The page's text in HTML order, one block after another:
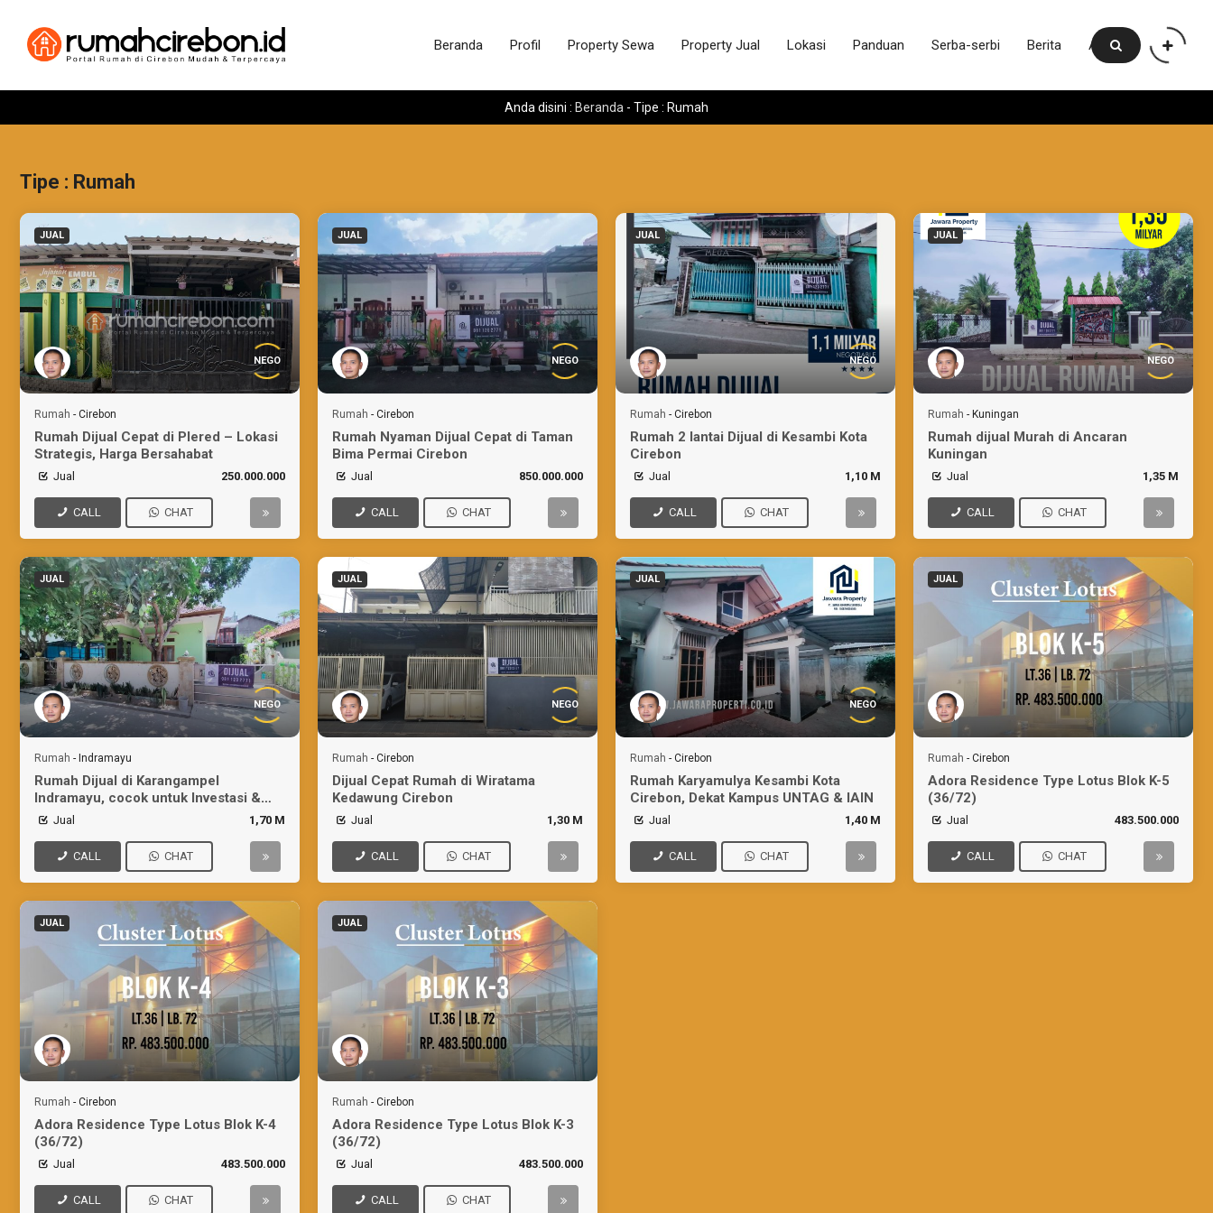
Beranda Profil Property Sewa Property Jual Lokasi Panduan Serba-serbi Berita Artikel
Anda disini : Beranda - Tipe : Rumah
Tipe : Rumah
JUAL
NEGO
Rumah - Cirebon
Rumah Dijual Cepat di Plered – Lokasi
Strategis, Harga Bersahabat
Jual 250.000.000
CALL CHAT
JUAL
NEGO
Rumah - Cirebon
Rumah Nyaman Dijual Cepat di Taman
Bima Permai Cirebon
Jual 850.000.000
CALL CHAT
JUAL
NEGO
Rumah - Cirebon
Rumah 2 lantai Dijual di Kesambi Kota
Cirebon
Jual 1,10 M
CALL CHAT
JUAL
NEGO
Rumah - Kuningan
Rumah dijual Murah di Ancaran
Kuningan
Jual 1,35 M
CALL CHAT
JUAL
NEGO
Rumah - Indramayu
Rumah Dijual di Karangampel
Indramayu, cocok untuk Investasi &
Bisnis
Jual 1,70 M
CALL CHAT
JUAL
NEGO
Rumah - Cirebon
Dijual Cepat Rumah di Wiratama
Kedawung Cirebon
Jual 1,30 M
CALL CHAT
JUAL
NEGO
Rumah - Cirebon
Rumah Karyamulya Kesambi Kota
Cirebon, Dekat Kampus UNTAG & IAIN
Jual 1,40 M
CALL CHAT
JUAL
Rumah - Cirebon
Adora Residence Type Lotus Blok K-5
(36/72)
Jual 483.500.000
CALL CHAT
JUAL
Rumah - Cirebon
Adora Residence Type Lotus Blok K-4
(36/72)
Jual 483.500.000
CALL CHAT
JUAL
Rumah - Cirebon
Adora Residence Type Lotus Blok K-3
(36/72)
Jual 483.500.000
CALL CHAT